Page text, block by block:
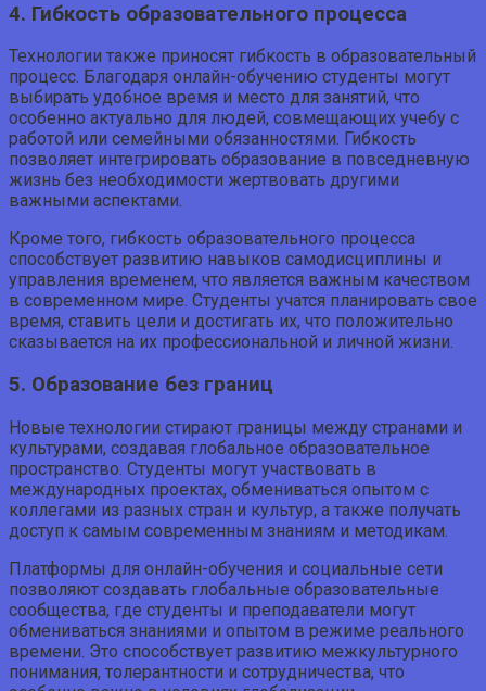
4. Гибкость образовательного процесса
Технологии также приносят гибкость в образовательный
процесс. Благодаря онлайн-обучению студенты могут
выбирать удобное время и место для занятий, что
особенно актуально для людей, совмещающих учебу с
работой или семейными обязанностями. Гибкость
позволяет интегрировать образование в повседневную
жизнь без необходимости жертвовать другими
важными аспектами.
Кроме того, гибкость образовательного процесса
способствует развитию навыков самодисциплины и
управления временем, что является важным качеством
в современном мире. Студенты учатся планировать свое
время, ставить цели и достигать их, что положительно
сказывается на их профессиональной и личной жизни.
5. Образование без границ
Новые технологии стирают границы между странами и
культурами, создавая глобальное образовательное
пространство. Студенты могут участвовать в
международных проектах, обмениваться опытом с
коллегами из разных стран и культур, а также получать
доступ к самым современным знаниям и методикам.
Платформы для онлайн-обучения и социальные сети
позволяют создавать глобальные образовательные
сообщества, где студенты и преподаватели могут
обмениваться знаниями и опытом в режиме реального
времени. Это способствует развитию межкультурного
понимания, толерантности и сотрудничества, что